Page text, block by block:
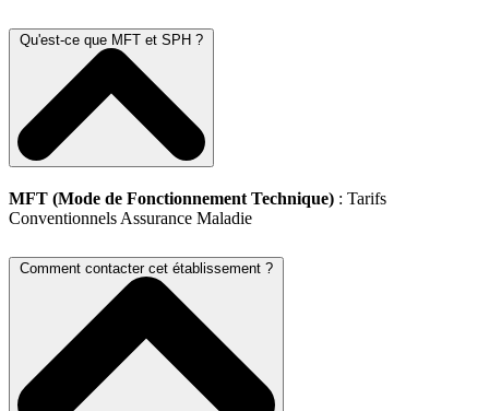
Qu'est-ce que MFT et SPH ?
MFT (Mode de Fonctionnement Technique) : Tarifs
Conventionnels Assurance Maladie
Comment contacter cet établissement ?